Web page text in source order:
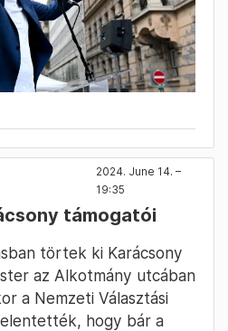
2024. June 14. –
19:35
támogatói
törtek ki Karácsony
az Alkotmány utcában
a Nemzeti Választási
hogy bár a